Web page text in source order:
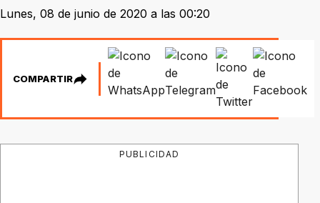
Lunes, 08 de junio de 2020 a las 00:20
COMPARTIR
PUBLICIDAD